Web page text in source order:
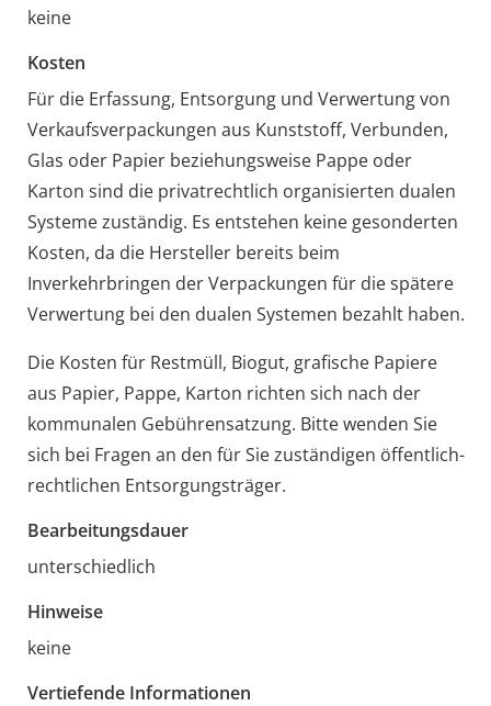
keine
Kosten
Für die Erfassung, Entsorgung und Verwertung von
Verkaufsverpackungen aus Kunststoff, Verbunden,
Glas oder Papier beziehungsweise Pappe oder
Karton sind die privatrechtlich organisierten dualen
Systeme zuständig. Es entstehen keine gesonderten
Kosten, da die Hersteller bereits beim
Inverkehrbringen der Verpackungen für die spätere
Verwertung bei den dualen Systemen bezahlt haben.
Die Kosten für Restmüll, Biogut, grafische Papiere
aus Papier, Pappe, Karton richten sich nach der
kommunalen Gebührensatzung. Bitte wenden Sie
sich bei Fragen an den für Sie zuständigen öffentlich-
rechtlichen Entsorgungsträger.
Bearbeitungsdauer
unterschiedlich
Hinweise
keine
Vertiefende Informationen